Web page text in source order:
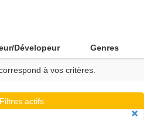
Dévelopeur Genres
à vos critères.
Filtres actifs